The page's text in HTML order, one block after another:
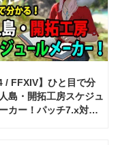
/ FFXIV】ひと目で分
島・開拓工房スケジュ
カー！パッチ7.x対応